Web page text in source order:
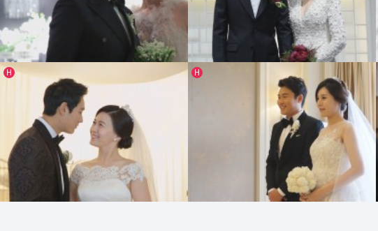
임한경&이종호커플 송주희&이지남커플
H
인기글
H
인기글